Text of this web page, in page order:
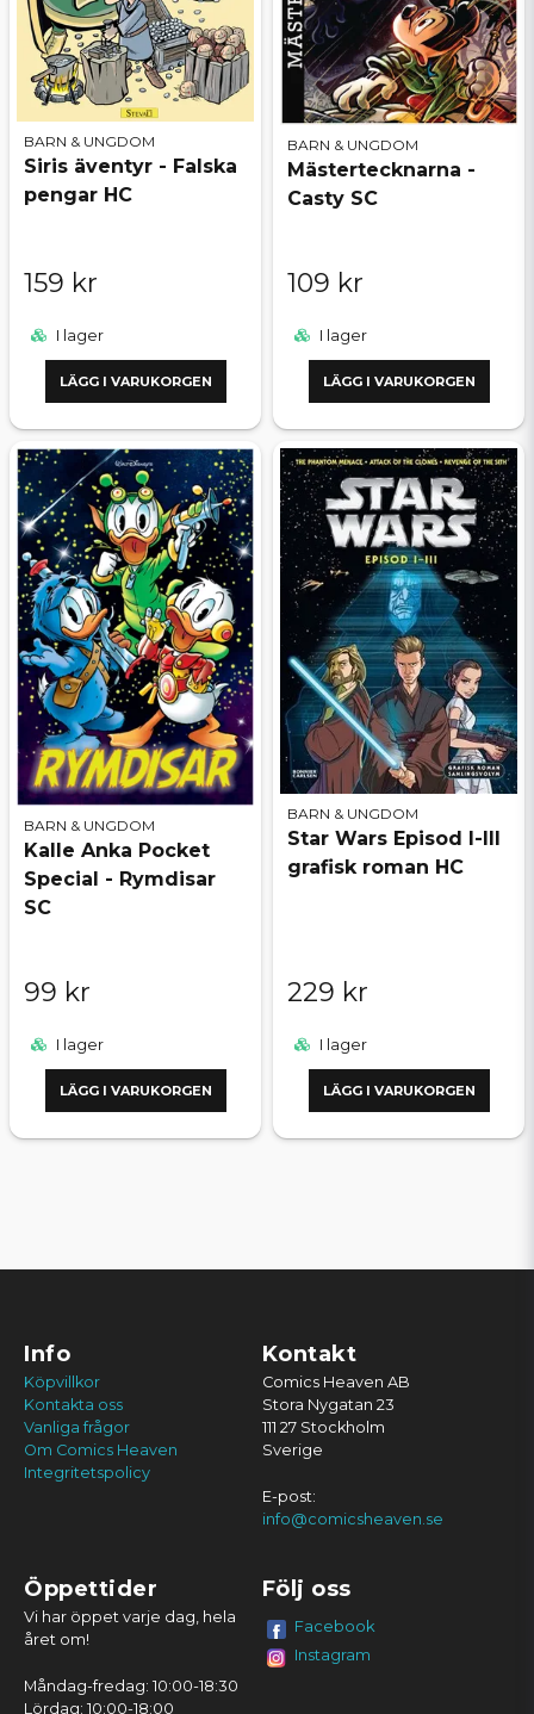
BARN & UNGDOM
Siris äventyr - Falska
pengar HC
159 kr
I lager
LÄGG I VARUKORGEN
BARN & UNGDOM
Mästertecknarna -
Casty SC
109 kr
I lager
LÄGG I VARUKORGEN
BARN & UNGDOM
Kalle Anka Pocket
Special - Rymdisar
SC
99 kr
I lager
LÄGG I VARUKORGEN
BARN & UNGDOM
Star Wars Episod I-III
grafisk roman HC
229 kr
I lager
LÄGG I VARUKORGEN
Info
Köpvillkor
Kontakta oss
Vanliga frågor
Om Comics Heaven
Integritetspolicy
Kontakt
Comics Heaven AB
Stora Nygatan 23
111 27 Stockholm
Sverige
E-post:
info@comicsheaven.se
Öppettider
Vi har öppet varje dag, hela
året om!
Måndag-fredag: 10:00-18:30
Lördag: 10:00-18:00
Följ oss
Facebook
Instagram